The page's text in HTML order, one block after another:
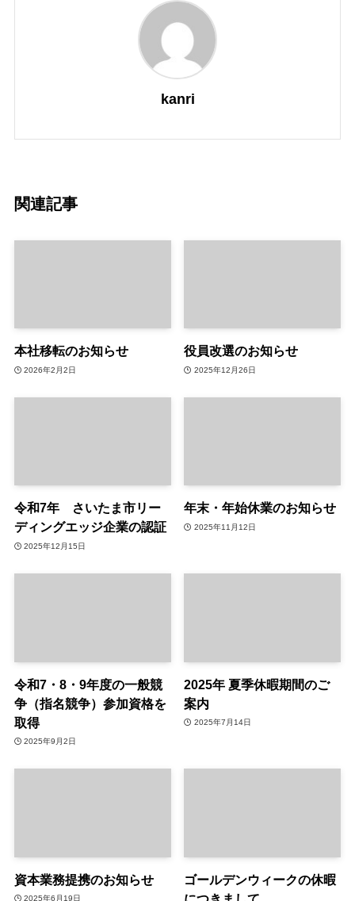
kanri
関連記事
本社移転のお知らせ
2026年2月2日
役員改選のお知らせ
2025年12月26日
令和7年 さいたま市リー
ディングエッジ企業の認証
2025年12月15日
年末・年始休業のお知らせ
2025年11月12日
令和7・8・9年度の一般競
争（指名競争）参加資格を
取得
2025年9月2日
2025年 夏季休暇期間のご
案内
2025年7月14日
資本業務提携のお知らせ
2025年6月19日
ゴールデンウィークの休暇